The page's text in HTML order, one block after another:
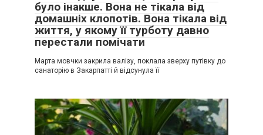
було інакше. Вона не тікала від
домашніх клопотів. Вона тікала від
життя, у якому її турботу давно
перестали помічати
Марта мовчки закрила валізу, поклала зверху путівку до
санаторію в Закарпатті й відсунула її